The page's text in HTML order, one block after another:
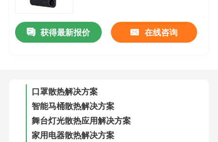
获得最新报价 在线咨询
口罩散热解决方案
智能马桶散热解决方案
舞台灯光散热应用解决方案
家用电器散热解决方案